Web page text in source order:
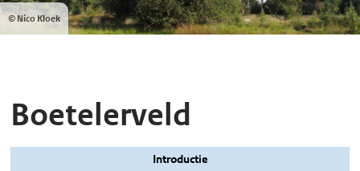
© Nico Kloek
Boetelerveld
Introductie